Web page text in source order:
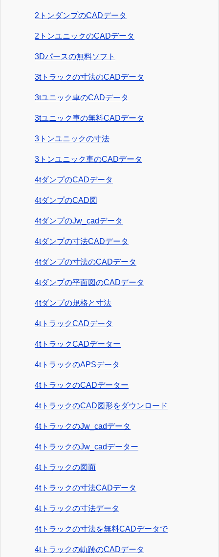
2トンダンプのCADデータ
2トンユニックのCADデータ
3Dパースの無料ソフト
3tトラックの寸法のCADデータ
3tユニック車のCADデータ
3tユニック車の無料CADデータ
3トンユニックの寸法
3トンユニック車のCADデータ
4tダンプのCADデータ
4tダンプのCAD図
4tダンプのJw_cadデータ
4tダンプの寸法CADデータ
4tダンプの寸法のCADデータ
4tダンプの平面図のCADデータ
4tダンプの規格と寸法
4tトラックCADデータ
4tトラックCADデーター
4tトラックのAPSデータ
4tトラックのCADデーター
4tトラックのCAD図形をダウンロード
4tトラックのJw_cadデータ
4tトラックのJw_cadデーター
4tトラックの図面
4tトラックの寸法CADデータ
4tトラックの寸法データ
4tトラックの寸法を無料CADデータで
4tトラックの軌跡のCADデータ